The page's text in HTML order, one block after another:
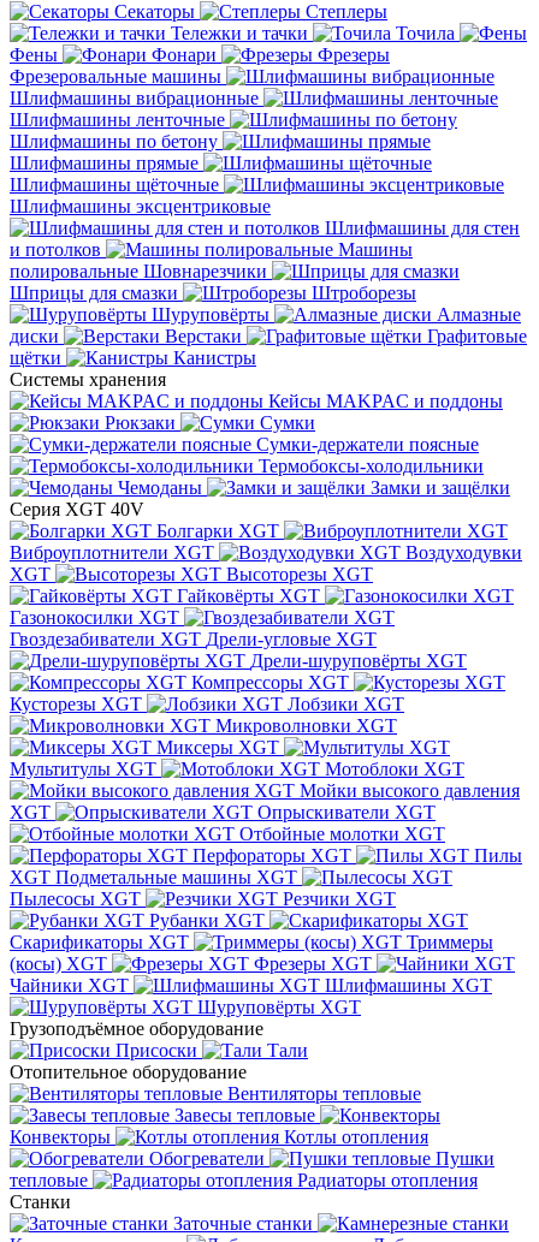
Секаторы
Степлеры
Тележки и тачки
Точила
Фены
Фонари
Фрезеры
Фрезеровальные машины
Шлифмашины вибрационные
Шлифмашины ленточные
Шлифмашины по бетону
Шлифмашины прямые
Шлифмашины щёточные
Шлифмашины эксцентриковые
Шлифмашины для стен
и потолков
Машины
полировальные Шовнарезчики
Шприцы для смазки
Штроборезы
Шуруповёрты
Алмазные
диски
Верстаки
Графитовые
щётки
Канистры
Системы хранения
Кейсы MAKPAC и поддоны
Рюкзаки
Сумки
Сумки-держатели поясные
Термобоксы-холодильники
Чемоданы
Замки и защёлки
Серия XGT 40V
Болгарки XGT
Виброуплотнители XGT
Воздуходувки
XGT
Высоторезы XGT
Гайковёрты XGT
Газонокосилки XGT
Гвоздезабиватели XGT Дрели-угловые XGT
Дрели-шуруповёрты XGT
Компрессоры XGT
Кусторезы XGT
Лобзики XGT
Микроволновки XGT
Миксеры XGT
Мультитулы XGT
Мотоблоки XGT
Мойки высокого давления
XGT
Опрыскиватели XGT
Отбойные молотки XGT
Перфораторы XGT
Пилы
XGT Подметальные машины XGT
Пылесосы XGT
Резчики XGT
Рубанки XGT
Скарификаторы XGT
Триммеры
(косы) XGT
Фрезеры XGT
Чайники XGT
Шлифмашины XGT
Шуруповёрты XGT
Грузоподъёмное оборудование
Присоски
Тали
Отопительное оборудование
Вентиляторы тепловые
Завесы тепловые
Конвекторы
Котлы отопления
Обогреватели
Пушки
тепловые
Радиаторы отопления
Станки
Заточные станки